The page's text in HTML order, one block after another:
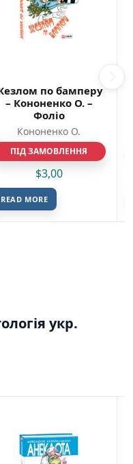
по бамперу
– Кононенко О. –
Фоліо
Кононенко О.
ПІД ЗАМОВЛЕННЯ
$3,00
READ MORE
укр.